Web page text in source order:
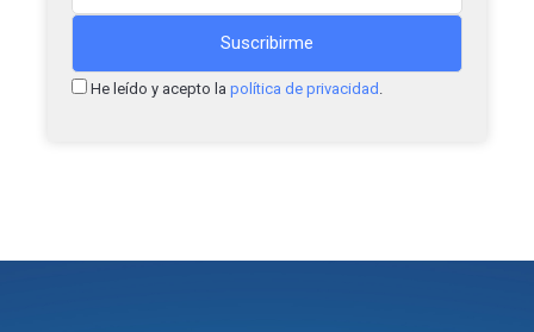
He leído y acepto la política de privacidad